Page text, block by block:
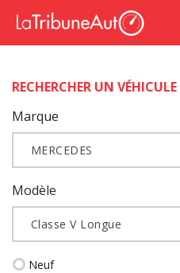
RECHERCHER UN VÉHICULE
Marque
MERCEDES
Modèle
Classe V Longue
Neuf